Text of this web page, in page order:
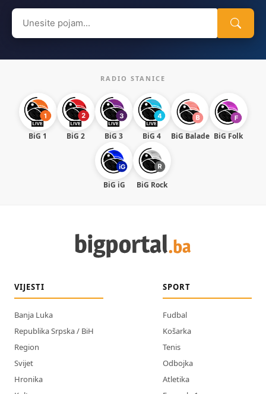
Search
for:
RADIO STANICE
BiG 1 BiG 2 BiG 3 BiG 4 BiG Balade BiG Folk
BiG iG BiG Rock
VIJESTI
Banja Luka
Republika Srpska / BiH
Region
Svijet
Hronika
SPORT
Fudbal
Košarka
Tenis
Odbojka
Atletika